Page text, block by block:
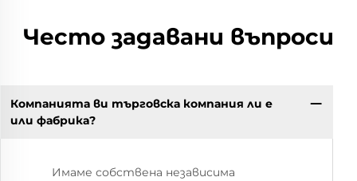
Често задавани въпроси
Компанията ви търговска компания ли е
или фабрика?
Имаме собствена независима